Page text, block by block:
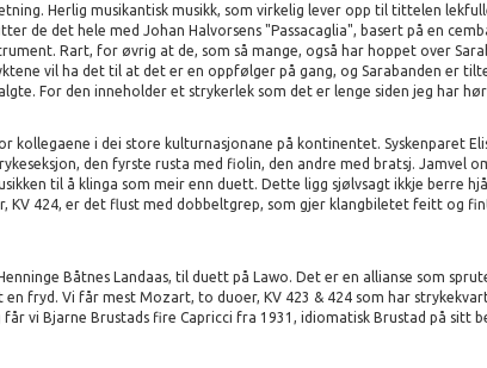
Herlig musikantisk musikk, som virkelig lever opp til tittelen
de det hele med Johan Halvorsens "Passacaglia", basert på en
Rart, for øvrig at de, som så mange, også har hoppet over
vil ha det til at det er en oppfølger på gang, og Sarabanden er
For den inneholder et strykerlek som det er lenge siden jeg har
i dei store kulturnasjonane på kontinentet. Syskenparet
den fyrste rusta med fiolin, den andre med bratsj. Jamvel
til å klinga som meir enn duett. Dette ligg sjølvsagt ikkje berre
KV 424, er det flust med dobbeltgrep, som gjer klangbiletet feitt og
Båtnes Landaas, til duett på Lawo. Det er en allianse som
fryd. Vi får mest Mozart, to duoer, KV 423 & 424 som har
vi Bjarne Brustads fire Capricci fra 1931, idiomatisk Brustad på sitt